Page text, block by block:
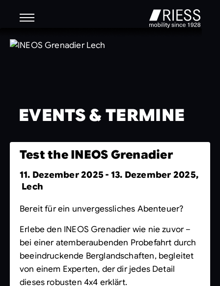
EVENTS & TERMINE
Test the INEOS Grenadier
11. Dezember 2025 - 13. Dezember 2025,
Lech
Bereit für ein unvergessliches Abenteuer?
Erlebe den INEOS Grenadier wie nie zuvor –
bei einer atemberaubenden Probefahrt durch
beeindruckende Berglandschaften, begleitet
von einem Experten, der dir jedes Detail
dieses robusten 4x4 erklärt.